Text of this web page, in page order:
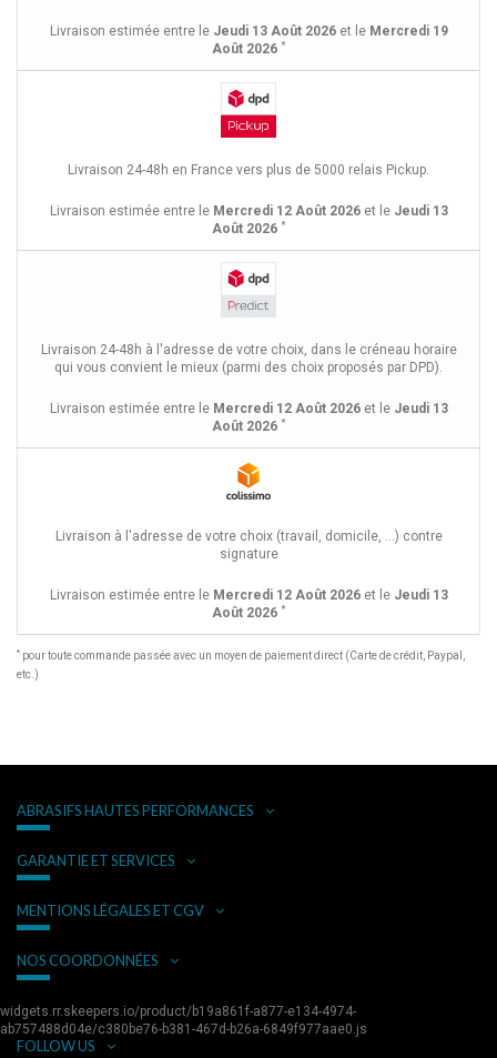
Livraison estimée entre le Jeudi 13 Août 2026et le Mercredi 19
Août 2026 *
Livraison 24-48h en France vers plus de 5000 relais Pickup.
Livraison estimée entre le Mercredi 12 Août 2026et le Jeudi 13
Août 2026 *
Livraison 24-48h à l'adresse de votre choix, dans le créneau horaire
qui vous convient le mieux (parmi des choix proposés par DPD).
Livraison estimée entre le Mercredi 12 Août 2026et le Jeudi 13
Août 2026 *
Livraison à l'adresse de votre choix (travail, domicile, ...) contre
signature
Livraison estimée entre le Mercredi 12 Août 2026et le Jeudi 13
Août 2026 *
* pour toute commande passée avec un moyen de paiement direct (Carte de crédit, Paypal,
etc.)
ABRASIFS HAUTES PERFORMANCES
GARANTIE ET SERVICES
MENTIONS LÉGALES ET CGV
NOS COORDONNÉES
widgets.rr.skeepers.io/product/b19a861f-a877-e134-4974-
ab757488d04e/c380be76-b381-467d-b26a-6849f977aae0.js
FOLLOW US